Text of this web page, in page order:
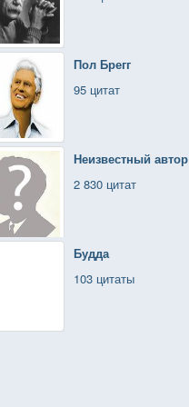
Пол Брегг
95 цитат
Неизвестный автор
2 830 цитат
Будда
103 цитаты